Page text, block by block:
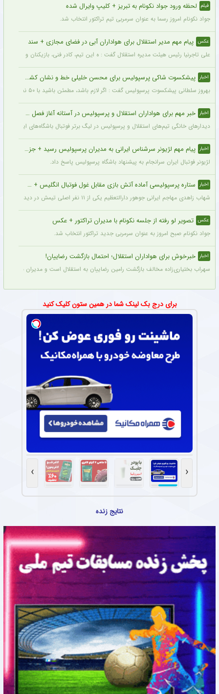
فیلم لحظه ورود جواد نکونام به تبریز + کلیپ وایرال شده
جواد نکونام امروز رسما به عنوان سرمربی تیم تراکتور انتخاب شد.
عکس پیام مهم مدیر استقلال برای هواداران آبی در فضای مجازی + سند
علی تاجرنیا رئیس هیئت مدیره استقلال گفت : ه این تیم، کادر فنی، بازیکنان و مسیری
اخبار پیشکسوت شاکی پرسپولیس برای محسن خلیلی خط و نشان کشید + جزئیات
بهروز سلطانی پیشکسوت پرسپولیس گفت : اگر لازم باشد، مطمئن باشید با ۵۰ نفر از پیشکسوتان پرسپولیس مقابل ساختمان این باشگاه تجمع خواهیم کرد و خواهان برخورد جدی و عزل محسن خلیلی خواهیم شد. اصلاً این آقا بازیکن سایپا است نه پیشکسوت پرسپولیس.
اخبار خبر مهم برای هواداران استقلال و پرسپولیس در آستانه آغاز فصل جدید
دیدارهای خانگی تیم‌های استقلال و پرسپولیس در لیگ برتر فوتبال باشگاه‌های ایران در
اخبار پیام مهم لژیونر سرشناس ایرانی به مدیران پرسپولیس رسید + جزئیات
لژیونر فوتبال ایران سرانجام به پیشنهاد باشگاه پرسپولیس پاسخ داد.
اخبار ستاره پرسپولیسی آماده آتش بازی مقابل غول فوتبال انگلیس + جزئیات
شهاب زاهدی مهاجم ایرانی جوهور دارالتعظیم یکی از ۱۱ نفر اصلی تیمش در دیدار تدارکاتی برابر چلسی است.
عکس تصویر لو رفته از جلسه نکونام با مدیران تراکتور + عکس
جواد نکونام صبح امروز به عنوان سرمربی جدید تراکتور انتخاب شد.
اخبار خبرخوش برای هواداران استقلال؛ احتمال بازگشت رضاییان!
سهراب بختیاری‌زاده مخالف بازگشت رامین رضاییان به استقلال است و مدیران باشگاه
برای درج بک لینک شما در همین ستون کلیک کنید
‹
›
نتایج زنده